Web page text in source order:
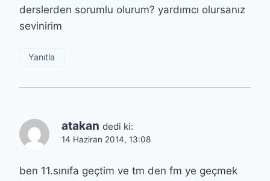
derslerden sorumlu olurum? yardımcı olursanız
sevinirim
Yanıtla
atakan dedi ki:
14 Haziran 2014, 13:08
ben 11.sınıfa geçtim ve tm den fm ye geçmek